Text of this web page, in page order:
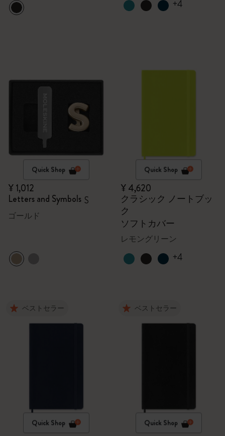
+4
Quick Shop
¥ 1,012
Letters and Symbols S
ゴールド
Quick Shop
¥ 4,620
クラシック ノートブッ
ク
ソフトカバー
レモングリーン
+4
ベストセラー
Quick Shop
ベストセラー
Quick Shop